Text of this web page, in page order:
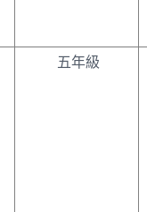
五年級